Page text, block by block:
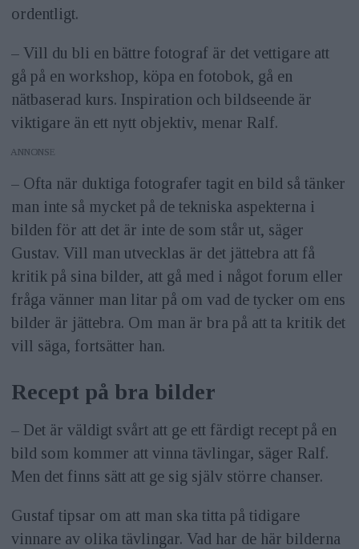
ordentligt.
– Vill du bli en bättre fotograf är det vettigare att
gå på en workshop, köpa en fotobok, gå en
nätbaserad kurs. Inspiration och bildseende är
viktigare än ett nytt objektiv, menar Ralf.
ANNONS
– Ofta när duktiga fotografer tagit en bild så tänker
man inte så mycket på de tekniska aspekterna i
bilden för att det är inte de som står ut, säger
Gustav. Vill man utvecklas är det jättebra att få
kritik på sina bilder, att gå med i något forum eller
fråga vänner man litar på om vad de tycker om ens
bilder är jättebra. Om man är bra på att ta kritik det
vill säga, fortsätter han.
Recept på bra bilder
– Det är väldigt svårt att ge ett färdigt recept på en
bild som kommer att vinna tävlingar, säger Ralf.
Men det finns sätt att ge sig själv större chanser.
Gustaf tipsar om att man ska titta på tidigare
vinnare av olika tävlingar. Vad har de här bilderna